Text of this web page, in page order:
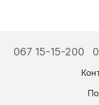
067 15-15-200